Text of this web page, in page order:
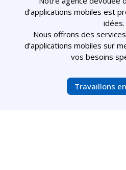
d’applications mobiles est
idées.
Nous offrons des
d’applications mobiles sur
vos besoins
Travaillons